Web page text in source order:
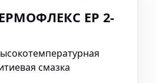
ЕР 2-
смазка